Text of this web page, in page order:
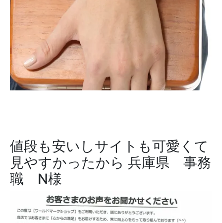
値段も安いしサイトも可愛くて
見やすかったから 兵庫県 事務
職 N様